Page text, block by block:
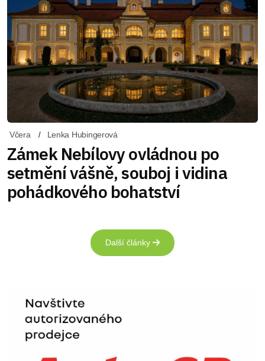
Včera Lenka Hubingerová
Zámek Nebílovy ovládnou po
setmění vášně, souboj i vidina
pohádkového bohatství
Další články